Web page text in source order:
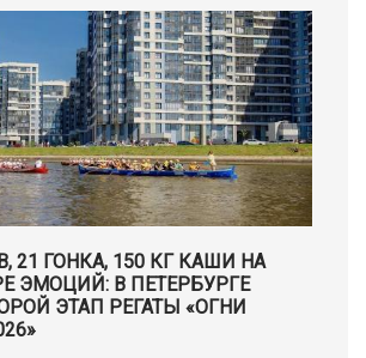
21 ГОНКА, 150 КГ КАШИ НА
ЭМОЦИЙ: В ПЕТЕРБУРГЕ
ЭТАП РЕГАТЫ «ОГНИ